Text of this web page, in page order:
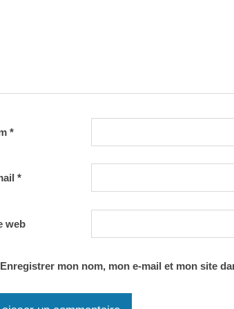
*
*
web
Enregistrer mon nom, mon e-mail et mon site